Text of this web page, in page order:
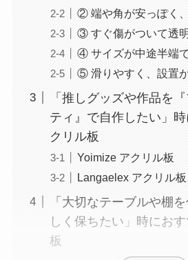
② 端や角が安っぽく
③ すぐ傷がついて透
④ サイズが中途半端
⑤ 滑りやすく、設置
「推しグッズや作品を
ティ』で自作したい」
クリル板
Yoimize アクリル板
Langaelex アクリル板
「大切なテーブルや棚
しく保ちたい」時にお
板